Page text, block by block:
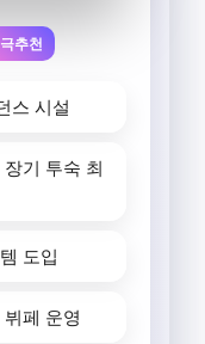
추천
스 시설
기 투숙 최
도입
페 운영